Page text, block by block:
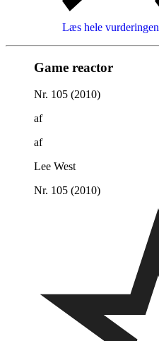
Læs hele vurderingen
Game reactor
Nr. 105 (2010)
af
af
Lee West
Nr. 105 (2010)